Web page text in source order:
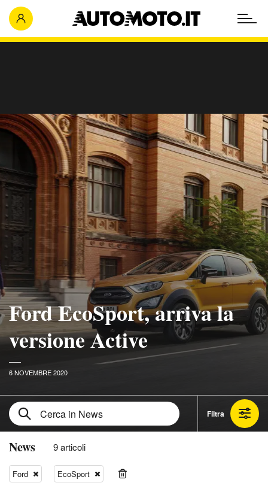
Ford EcoSport, arriva la
versione Active
6 NOVEMBRE 2020
Filtra
News 9 articoli
Ford EcoSport